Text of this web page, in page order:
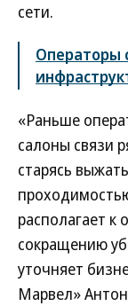
сети.
Операторы
«Раньше
салоны связи
старясь
располагает
сокращению
уточняет
Марвел»